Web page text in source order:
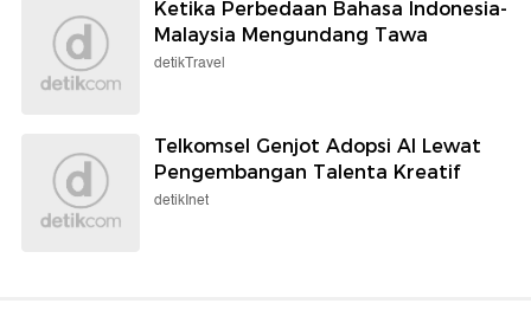
Ketika Perbedaan Bahasa Indonesia-
Malaysia Mengundang Tawa
detikTravel
Telkomsel Genjot Adopsi AI Lewat
Pengembangan Talenta Kreatif
detikInet